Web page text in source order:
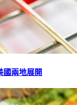
兩地展開